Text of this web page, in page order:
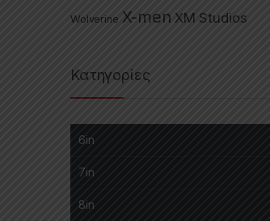
Wolverine X-men XM Studios
Κατηγορίες
6in
7in
8in